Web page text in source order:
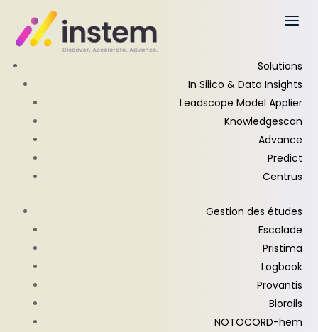
Solutions
In Silico & Data Insights
Leadscope Model Applier
Knowledgescan
Advance
Predict
Centrus
Gestion des études
Escalade
Pristima
Logbook
Provantis
Biorails
NOTOCORD-hem